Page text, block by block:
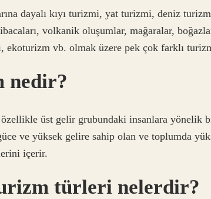
dayalı kıyı turizmi, yat turizmi, deniz
volkanik oluşumlar, mağaralar,
ekoturizm vb. olmak üzere pek çok farklı
nedir?
üst gelir grubundaki insanlara yönelik
ve yüksek gelire sahip olan ve toplumda
içerir.
türleri nelerdir?